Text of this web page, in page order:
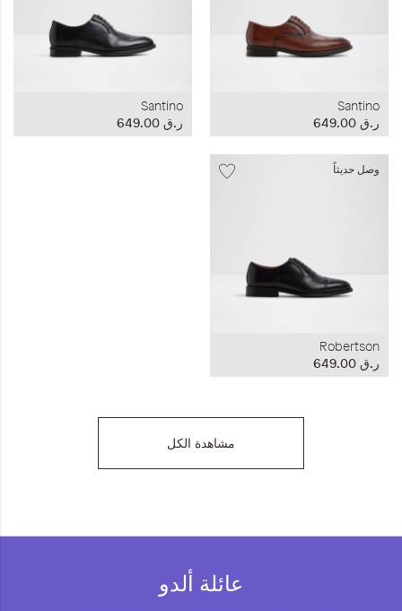
Santino
ر.ق‏ 649.00
Santino
ر.ق‏ 649.00
وصل حديثاً
Robertson
ر.ق‏ 649.00
مشاهدة الكل
عائلة ألدو